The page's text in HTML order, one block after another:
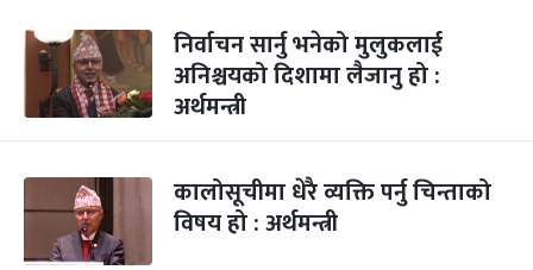
निर्वाचन सार्नु भनेको मुलुकलाई
अनिश्चयको दिशामा लैजानु हो :
अर्थमन्त्री
कालोसूचीमा धेरै व्यक्ति पर्नु चिन्ताको
विषय हो : अर्थमन्त्री